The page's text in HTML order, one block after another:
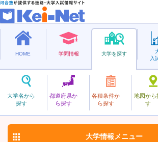
HOME 学問情報 大学を探す
大学名から
探す
都道府県か
ら探す
各種条件か
ら探す
地図から
す
入
私立
さんいくがくいん
三育学院大学
大学情報 メニュー